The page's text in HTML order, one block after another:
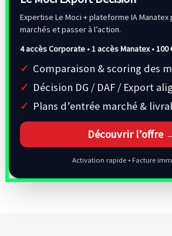
Expertise Le Moci + plateforme IA
marchés et passer à l’action.
4 accès Corporate • 1 accès Manatex •100
Comparaison & scoring des
Décision DG / DAF / Export
Plans d’entrée marché &
Découvrir l’offre
Activation rapide • Facture